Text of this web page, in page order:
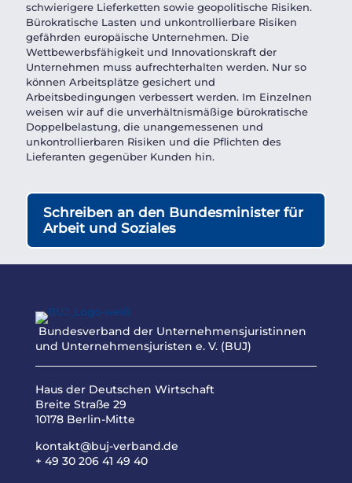
schwierigere Lieferketten sowie geopolitische Risiken.
Bürokratische Lasten und unkontrollierbare Risiken
gefährden europäische Unternehmen. Die
Wettbewerbsfähigkeit und Innovationskraft der
Unternehmen muss aufrechterhalten werden. Nur so
können Arbeitsplätze gesichert und
Arbeitsbedingungen verbessert werden. Im Einzelnen
weisen wir auf die unverhältnismäßige bürokratische
Doppelbelastung, die unangemessenen und
unkontrollierbaren Risiken und die Pflichten des
Lieferanten gegenüber Kunden hin.
Schreiben an den Bundesminister für
Arbeit und Soziales
Bundesverband der Unternehmensjuristinnen
und Unternehmensjuristen e. V. (BUJ)
Haus der Deutschen Wirtschaft
Breite Straße 29
10178 Berlin-Mitte
kontakt@buj-verband.de
+ 49 30 206 41 49 40